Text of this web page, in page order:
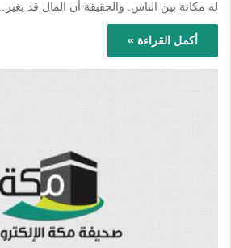
له مكانة بين الناس. والحقيقة أن المال قد يغير…
أكمل القراءة »